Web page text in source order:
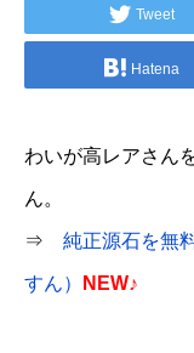
Tweet
Hatena
わいが高レアさん
ん。
⇒ 純正源石を無
すん） NEW♪